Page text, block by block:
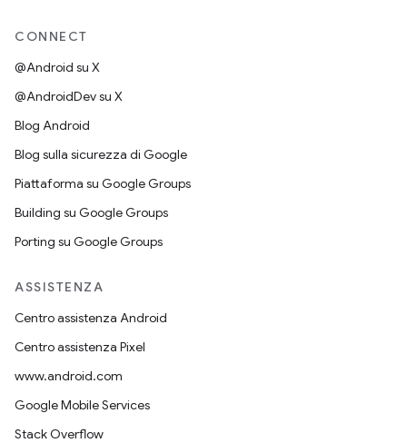
CONNECT
@Android su X
@AndroidDev su X
Blog Android
Blog sulla sicurezza di Google
Piattaforma su Google Groups
Building su Google Groups
Porting su Google Groups
ASSISTENZA
Centro assistenza Android
Centro assistenza Pixel
www.android.com
Google Mobile Services
Stack Overflow